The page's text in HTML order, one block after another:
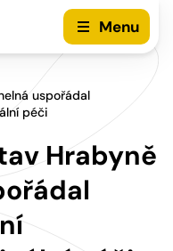
Menu
uspořádal
péči
Hrabyně